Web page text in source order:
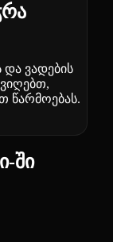
და ვადების
წარმოებას.
ში